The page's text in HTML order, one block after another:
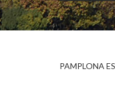
PAMPLONA